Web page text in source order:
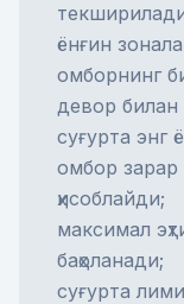
ёнғин
омборнинг
девор билан
суғурта энг
омбор
ҳисоблайди;
максимал
баҳоланади;
суғурта